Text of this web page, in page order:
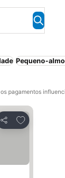
Pequeno-
pagamentos
Partilhar
Adicionar